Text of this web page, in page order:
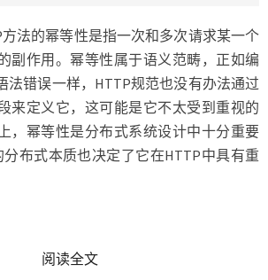
法的幂等性是指一次和多次请求某一个
副作用。幂等性属于语义范畴，正如编
法错误一样，HTTP规范也没有办法通过
来定义它，这可能是它不太受到重视的
，幂等性是分布式系统设计中十分重要
布式本质也决定了它在HTTP中具有重
阅读全文READ MORE